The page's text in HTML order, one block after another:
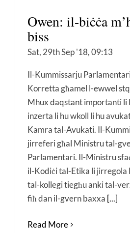
Owen: il-biċċa
biss
Sat, 29th Sep '18, 09:13
Il-Kummissarju
Korretta għamel l-ewwel
Mhux daqstant importanti li
inzerta li hu wkoll li hu
Kamra tal-Avukati. Il-
jirreferi għal Ministru tal-
Parlamentari. Il-Ministru
il-Kodiċi tal-Etika li jirregola
tal-kollegi tiegħu anki tal-
fiħ dan il-gvern baxxa [...]
Read More